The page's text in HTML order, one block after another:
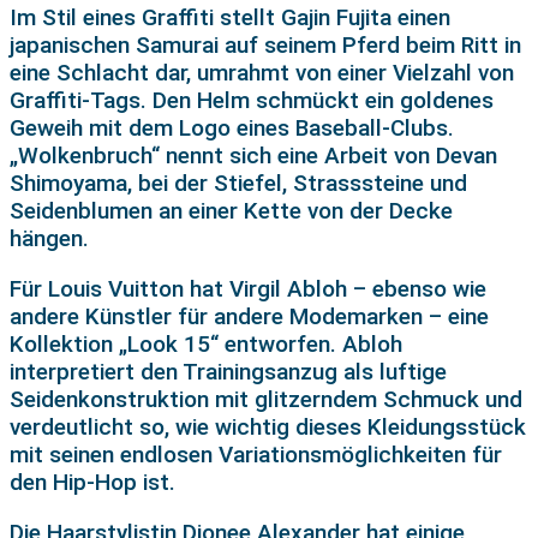
Im Stil eines Graffiti stellt Gajin Fujita einen
japanischen Samurai auf seinem Pferd beim Ritt in
eine Schlacht dar, umrahmt von einer Vielzahl von
Graffiti-Tags. Den Helm schmückt ein goldenes
Geweih mit dem Logo eines Baseball-Clubs.
„Wolkenbruch“ nennt sich eine Arbeit von Devan
Shimoyama, bei der Stiefel, Strasssteine und
Seidenblumen an einer Kette von der Decke
hängen.
Für Louis Vuitton hat Virgil Abloh – ebenso wie
andere Künstler für andere Modemarken – eine
Kollektion „Look 15“ entworfen. Abloh
interpretiert den Trainingsanzug als luftige
Seidenkonstruktion mit glitzerndem Schmuck und
verdeutlicht so, wie wichtig dieses Kleidungsstück
mit seinen endlosen Variationsmöglichkeiten für
den Hip-Hop ist.